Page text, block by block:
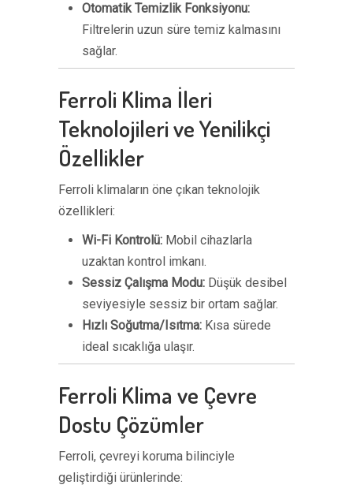
Otomatik Temizlik Fonksiyonu:
Filtrelerin uzun süre temiz kalmasını
sağlar.
Ferroli Klima İleri
Teknolojileri ve Yenilikçi
Özellikler
Ferroli klimaların öne çıkan teknolojik
özellikleri:
Wi-Fi Kontrolü: Mobil cihazlarla
uzaktan kontrol imkanı.
Sessiz Çalışma Modu: Düşük desibel
seviyesiyle sessiz bir ortam sağlar.
Hızlı Soğutma/Isıtma: Kısa sürede
ideal sıcaklığa ulaşır.
Ferroli Klima ve Çevre
Dostu Çözümler
Ferroli, çevreyi koruma bilinciyle
geliştirdiği ürünlerinde: